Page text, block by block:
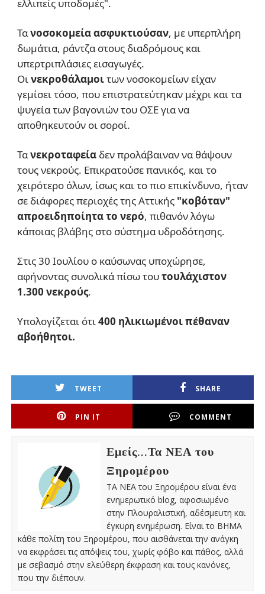
ελλιπείς υποδομές".
Τανοσοκομείαασφυκτιούσαν, με υπερπλήρη
δωμάτια, ράντζα στους διαδρόμους και
υπερτριπλάσιες εισαγωγές.
Οινεκροθάλαμοιτων νοσοκομείων είχαν
γεμίσει τόσο, που επιστρατεύτηκαν μέχρι και τα
ψυγεία των βαγονιών του ΟΣΕ για να
αποθηκευτούν οι σοροί.
Τανεκροταφείαδεν προλάβαιναν να θάψουν
τους νεκρούς. Επικρατούσε πανικός, και το
χειρότερο όλων, ίσως και το πιο επικίνδυνο, ήταν
σε διάφορες περιοχές της Αττικής"κοβόταν"
απροειδηποίητα το νερό, πιθανόν λόγω
κάποιας βλάβης στο σύστημα υδροδότησης.
Στις 30 Ιουλίου ο καύσωνας υποχώρησε,
αφήνοντας συνολικά πίσω τουτουλάχιστον
1.300 νεκρούς.
Υπολογίζεται ότι400 ηλικιωμένοι πέθαναν
αβοήθητοι.
TWEET SHARE
PIN IT COMMENT
Εμείς...Τα ΝΕΑ του
Ξηρομέρου
ΤΑ ΝΕΑ του Ξηρομέρου είναι ένα
ενημερωτικό blog, αφοσιωμένο
στην Πλουραλιστική, αδέσμευτη και
έγκυρη ενημέρωση. Είναι το ΒΗΜΑ
κάθε πολίτη του Ξηρομέρου, που αισθάνεται την ανάγκη
να εκφράσει τις απόψεις του, χωρίς φόβο και πάθος, αλλά
με σεβασμό στην ελεύθερη έκφραση και τους κανόνες,
που την διέπουν.